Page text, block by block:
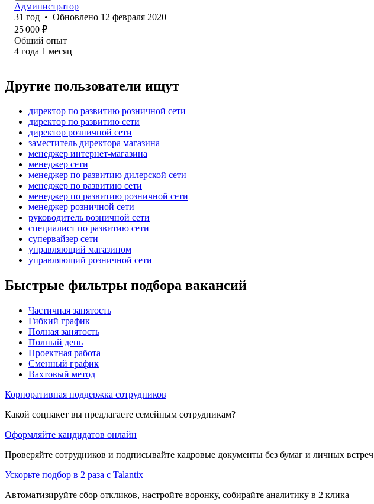
Администратор
31 год • Обновлено 12 февраля 2020
25 000 ₽
Общий опыт
4 года 1 месяц
Другие пользователи ищут
директор по развитию розничной сети
директор по развитию сети
директор розничной сети
заместитель директора магазина
менеджер интернет-магазина
менеджер сети
менеджер по развитию дилерской сети
менеджер по развитию сети
менеджер по развитию розничной сети
менеджер розничной сети
руководитель розничной сети
специалист по развитию сети
супервайзер сети
управляющий магазином
управляющий розничной сети
Быстрые фильтры подбора вакансий
Частичная занятость
Гибкий график
Полная занятость
Полный день
Проектная работа
Сменный график
Вахтовый метод
Корпоративная поддержка сотрудников
Какой соцпакет вы предлагаете семейным сотрудникам?
Оформляйте кандидатов онлайн
Проверяйте сотрудников и подписывайте кадровые документы без бумаг и личных встреч
Ускорьте подбор в 2 раза с Talantix
Автоматизируйте сбор откликов, настройте воронку, собирайте аналитику в 2 клика